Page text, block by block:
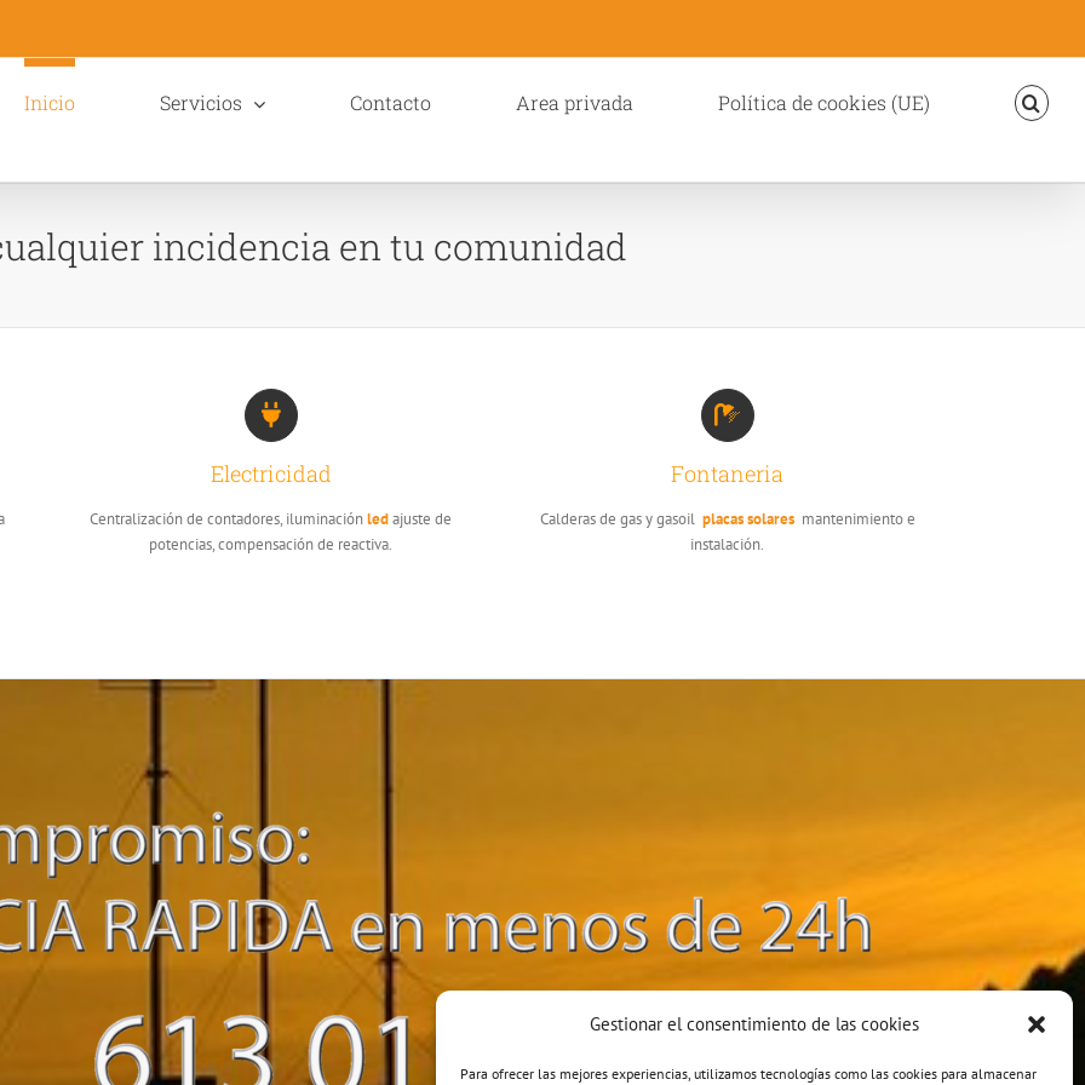
Gestionar el consentimiento de las cookies
Para ofrecer las mejores experiencias, utilizamos tecnologías como las cookies para almacenar
Inicio Servicios Contacto Area privada Política de cookies (UE)
incidencia en tu comunidad
Electricidad
Centralización de contadores, iluminaciónledajuste de
potencias, compensación de reactiva.
Fontaneria
Calderas de gas y gasoil placas solares mantenimiento e
instalación.